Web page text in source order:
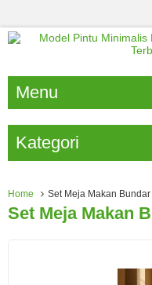
Menu
Kategori
Home Set Meja Makan
Set Meja Makan